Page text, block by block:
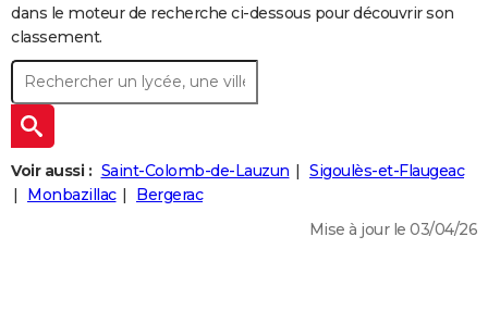
BRICOLAGE
Aménagement intérieur
Cuisine
Jardinage
+ WEEK-END
Guides de France
Escapades
Patrimoine
Expositions
Musées
Week-end nature
+
LIFESTYLE
SANTE
Alimentation
Guide de la santé
Maladies
Médicaments
Sommeil
dans le moteur de recherche ci-dessous pour découvrir son
classement.
Voir aussi : Saint-Colomb-de-Lauzun
Sigoulès-et-Flaugeac
Monbazillac
Bergerac
Mise à jour le 03/04/26